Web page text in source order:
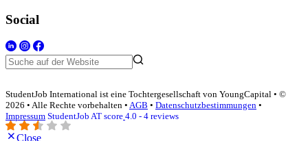
Social
StudentJob International ist eine Tochtergesellschaft von YoungCapital • ©
2026 • Alle Rechte vorbehalten • AGB • Datenschutzbestimmungen •
Impressum StudentJob AT score 4.0 - 4 reviews
Close